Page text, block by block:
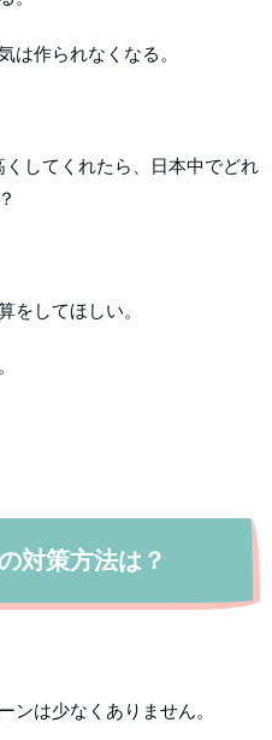
は作られなくなる。
してくれたら、日本中でどれ
をしてほしい。
対策方法は？
ンは少なくありません。